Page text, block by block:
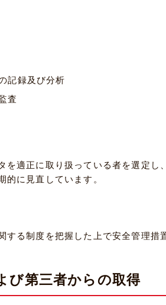
記録及び分析
査
適正に取り扱っている者を選定し
に見直しています。
る制度を把握した上で安全管理措
び第三者からの取得